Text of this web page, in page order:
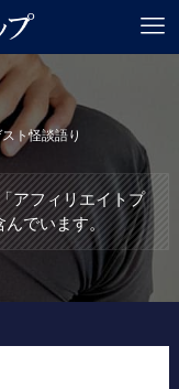
ト怪談語り
アフィリエイトプ
んでいます。